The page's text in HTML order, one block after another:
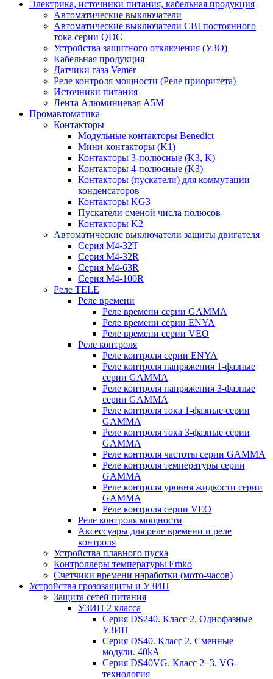
Электрика, источники питания, кабельная продукция
Автоматические выключатели
Автоматические выключатели CBI постоянного
тока серии QDC
Устройства защитного отключения (УЗО)
Кабельная продукция
Датчики газа Vemer
Реле контроля мощности (Реле приоритета)
Источники питания
Лента Алюминиевая А5М
Промавтоматика
Контакторы
Модульные контакторы Benedict
Мини-контакторы (K1)
Контакторы 3-полюсные (K3, K)
Контакторы 4-полюсные (K3)
Контакторы (пускатели) для коммутации
конденсаторов
Контакторы KG3
Пускатели сменой числа полюсов
Контакторы K2
Автоматические выключатели защиты двигателя
Серия M4-32T
Серия M4-32R
Серия M4-63R
Серия M4-100R
Реле TELE
Реле времени
Реле времени серии GAMMA
Реле времени серии ENYA
Реле времени серии VEO
Реле контроля
Реле контроля серии ENYA
Реле контроля напряжения 1-фазные
серии GAMMA
Реле контроля напряжения 3-фазные
серии GAMMA
Реле контроля тока 1-фазные серии
GAMMA
Реле контроля тока 3-фазные серии
GAMMA
Реле контроля частоты серии GAMMA
Реле контроля температуры серии
GAMMA
Реле контроля уровня жидкости серии
GAMMA
Реле контроля серии VEO
Реле контроля мощности
Аксессуары для реле времени и реле
контроля
Устройства плавного пуска
Контроллеры температуры Emko
Счетчики времени наработки (мото-часов)
Устройства грозозащиты и УЗИП
Защита сетей питания
УЗИП 2 класса
Серия DS240. Класс 2. Однофазные
УЗИП
Серия DS40. Класс 2. Сменные
модули. 40kA
Серия DS40VG. Класс 2+3. VG-
технология